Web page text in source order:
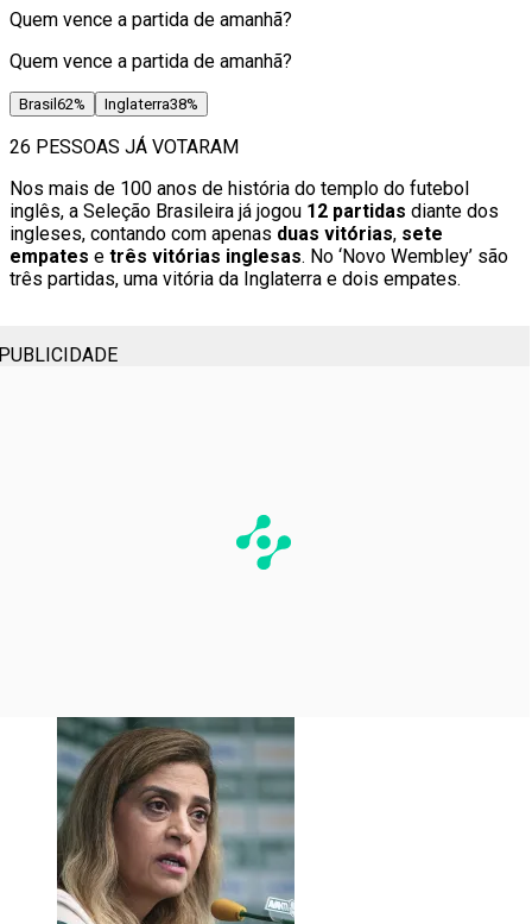
Quem vence a partida de amanhã?
Quem vence a partida de amanhã?
Brasil 62% Inglaterra38%
26 PESSOAS JÁ VOTARAM
Nos mais de 100 anos de história do templo do futebol
inglês, a Seleção Brasileira já jogou 12 partidas diante dos
ingleses, contando com apenas duas vitórias, sete
empates e três vitórias inglesas. No ‘Novo Wembley’ são
três partidas, uma vitória da Inglaterra e dois empates.